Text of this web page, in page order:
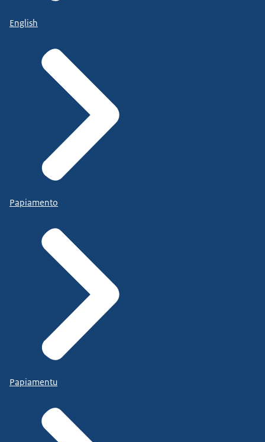
English
Papiamento
Papiamentu